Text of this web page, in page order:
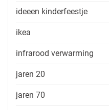
ideeen kinderfeestje
ikea
infrarood verwarming
jaren 20
jaren 70